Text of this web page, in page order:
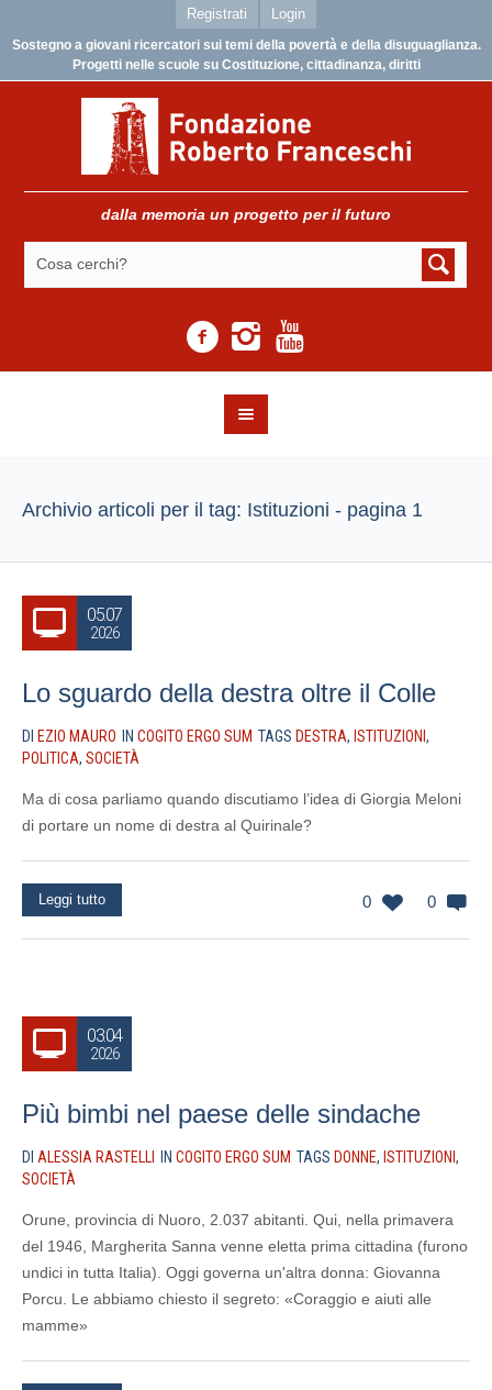
Registrati Login
Sostegno a giovani ricercatori sui temi della povertà e della disuguaglianza.
Progetti nelle scuole su Costituzione, cittadinanza, diritti
dalla memoria un progetto per il futuro
Archivio articoli per il tag: Istituzioni - pagina 1
05.07
2026
Lo sguardo della destra oltre il Colle
DI EZIO MAURO IN COGITO ERGO SUM TAGS DESTRA, ISTITUZIONI ,
POLITICA, SOCIETÀ
Ma di cosa parliamo quando discutiamo l’idea di Giorgia Meloni
di portare un nome di destra al Quirinale?
0 0
Leggi tutto
03.04
2026
Più bimbi nel paese delle sindache
DI ALESSIA RASTELLI IN COGITO ERGO SUM TAGS DONNE, ISTITUZIONI ,
SOCIETÀ
Orune, provincia di Nuoro, 2.037 abitanti. Qui, nella primavera
del 1946, Margherita Sanna venne eletta prima cittadina (furono
undici in tutta Italia). Oggi governa un'altra donna: Giovanna
Porcu. Le abbiamo chiesto il segreto: «Coraggio e aiuti alle
mamme»